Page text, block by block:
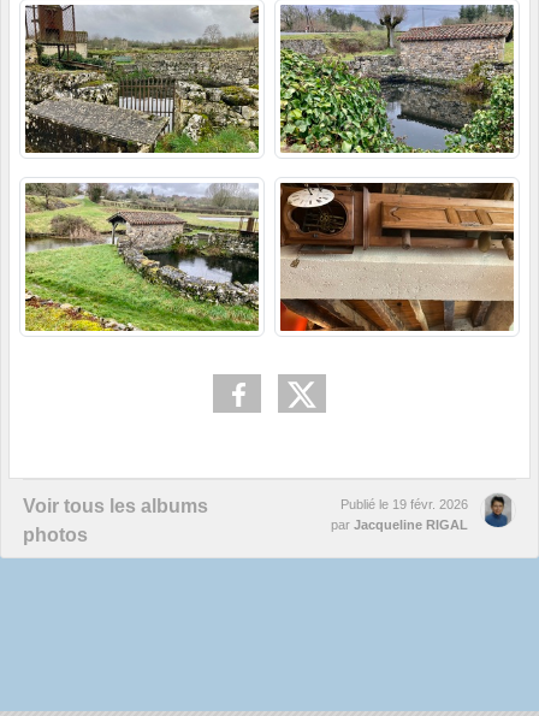
Voir tous les albums
photos
Publié le 19 févr. 2026
par Jacqueline RIGAL